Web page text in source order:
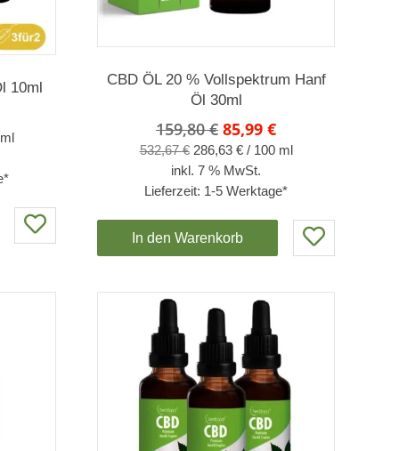
10ml
Preis
€.
ml
CBD ÖL 20 % Vollspektrum Hanf
Öl 30ml
159,80€ Ursprünglicher
Preis
war:
159,80 €
85,99€Aktueller
Preis
85,99 €.
532,67€ 286,63 €/ 100 ml
inkl. 7 % MwSt.
Lieferzeit: 1-5 Werktage*
In den Warenkorb